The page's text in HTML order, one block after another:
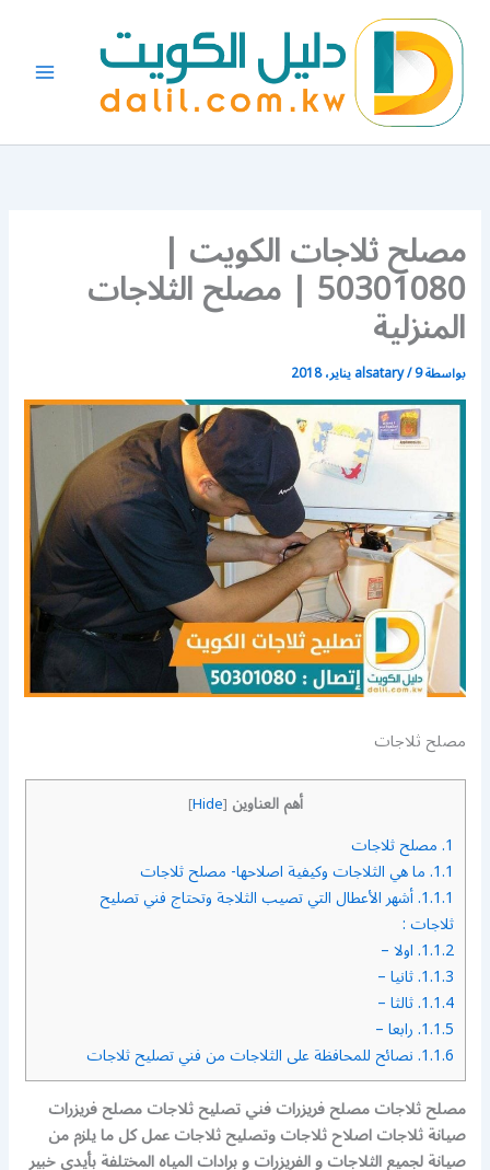
المحتوى
مصلح ثلاجات الكويت |
50301080 | مصلح الثلاجات
المنزلية
بواسطة alsatary/9 يناير، 2018
مصلح ثلاجات
أهم العناوين [
Hide
]
1. مصلح ثلاجات
1.1. ما هي الثلاجات وكيفية اصلاحها- مصلح ثلاجات
1.1.1. أشهر الأعطال التي تصيب الثلاجة وتحتاج فني تصليح
ثلاجات :
1.1.2. اولا –
1.1.3. ثانيا –
1.1.4. ثالثا –
1.1.5. رابعا –
1.1.6. نصائح للمحافظة على الثلاجات من فني تصليح ثلاجات
مصلح ثلاجات مصلح فريزرات فني تصليح ثلاجات مصلح فريزرات
صيانة ثلاجات اصلاح ثلاجات وتصليح ثلاجات عمل كل ما يلزم من
صيانة لجميع الثلاجات و الفريزرات و برادات المياه المختلفة بأيدي خبير